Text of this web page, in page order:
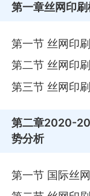
第一章丝网印
第一节 丝网印
第二节 丝网印
第三节 丝网印
第二章2020-
势分析
第一节 国际丝